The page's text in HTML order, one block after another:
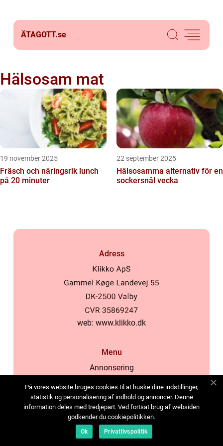
ÄTAGOTT.se
Hälsosam mat
19 november 2025
Fräsch och näringsrik lunch
på 20 minuter
22 september 2025
Hälsosamma alternativ för en
sockersnål vecka
Adress
web: www.klikko.dk
Menu
Annonsering
Cookies
Kontakta oss
Sitemap
På vores website bruges cookies til at huske dine indstillinger,
statistik og personalisering af indhold og annoncer. Denne
information deles med tredjepart. Ved fortsat brug af websiden
godkender du cookiepolitikken.
Ok Privatlivspolitik